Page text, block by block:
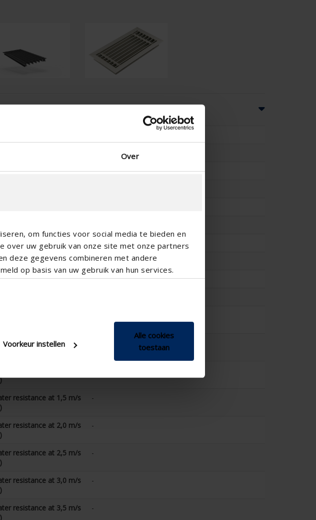
Over
om functies voor social media te bieden en
over uw gebruik van onze site met onze partners
deze gegevens combineren met andere
op basis van uw gebruik van hun services.
Voorkeur instellen
Alle cookies
toestaan
step (mm)
-
(entry)
5.71
coefficient
0.419
(discharge)
5.71
resistance at 0,5 m/s
resistance at 1,5 m/s
-
resistance at 2,0 m/s
-
resistance at 2,5 m/s
-
resistance at 3,0 m/s
-
resistance at 3,5 m/s
-